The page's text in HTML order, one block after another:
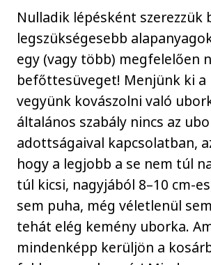
Nulladik lépésként szerezzük
legszükségesebb
egy (vagy több) megfelelően
befőttesüveget! Menjünk ki a
vegyünk kovászolni való
általános szabály nincs az
adottságaival kapcsolatban,
hogy a legjobb a se nem túl
túl kicsi, nagyjából 8–10 cm-
sem puha, még véletlenül
tehát elég kemény uborka.
mindenképp kerüljön a